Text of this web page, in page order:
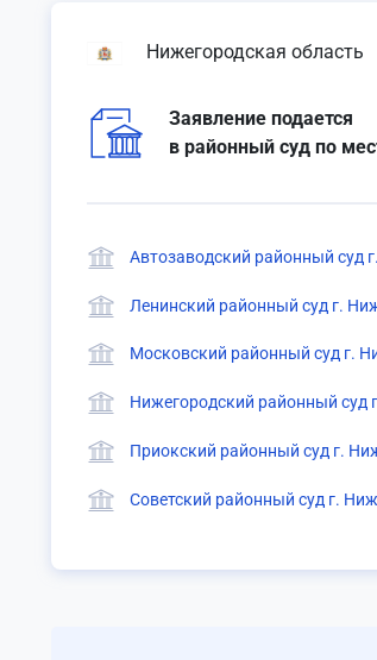
Нижегородская область
Заявление подается
в районный суд по
Автозаводский районный суд
Ленинский районный суд г.
Московский районный суд г.
Нижегородский районный суд
Приокский районный суд г.
Советский районный суд г.